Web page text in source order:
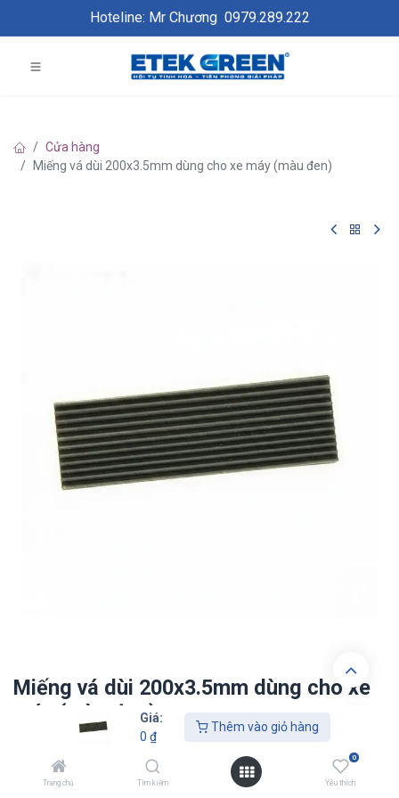
Giá:
0 ₫
Thêm vào giỏ hàng
Trang chủ Tìm kiếm
0
Yêu thích
Hoteline: Mr Chương 0979.289.222
Cửa hàng
Miếng vá dùi 200x3.5mm dùng cho xe máy (màu đen)
Miếng vá dùi 200x3.5mm dùng cho xe
máy (màu đen)